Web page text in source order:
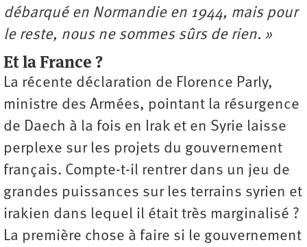
débarqué en Normandie en 1944, mais pour
le reste, nous ne sommes sûrs de rien. »
Et la France ?
La récente déclaration de Florence Parly,
ministre des Armées, pointant la résurgence
de Daech à la fois en Irak et en Syrie laisse
perplexe sur les projets du gouvernement
français. Compte-t-il rentrer dans un jeu de
grandes puissances sur les terrains syrien et
irakien dans lequel il était très marginalisé ?
La première chose à faire si le gouvernement